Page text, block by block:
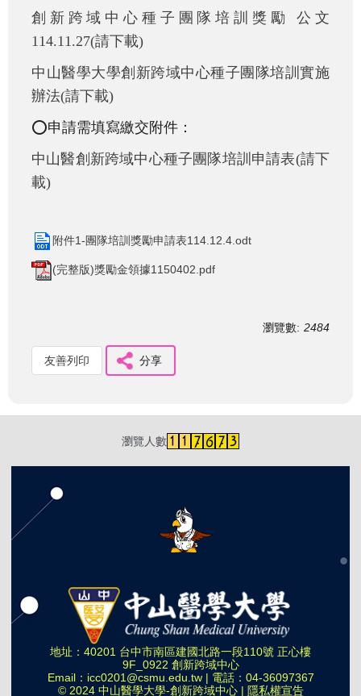
創新跨域中心種子團隊培訓獎勵 公文
114.11.27(請下載)
中山醫學大學創新跨域中心種子團隊培訓實施
辦法(請下載)
⭕申請需填寫繳交附件：
中山醫創新跨域中心種子團隊培訓申請表(請下
載)
附件1-團隊培訓獎勵申請表114.12.4.odt
(完整版)獎勵金領據1150402.pdf
瀏覽數: 2484
友善列印 分享
瀏覽人數
地址：40201 台中市南區建國北路一段110號 正心樓
9F_0922 創新跨域中心
Email： icc0201@csmu.edu.tw| 電話： 04-36097367
© 2024 中山醫學大學-創新跨域中心 | 隱私權宣告